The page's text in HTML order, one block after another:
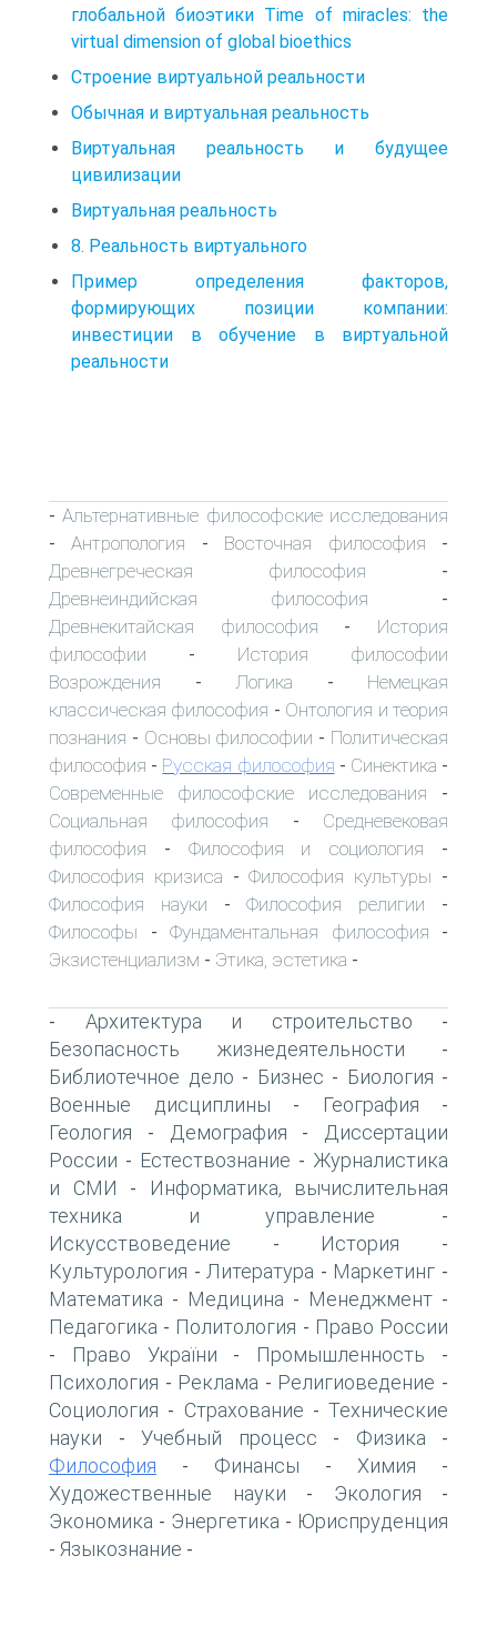
глобальной биоэтики Time of miracles: the
virtual dimension of global bioethics
Строение виртуальной реальности
Обычная и виртуальная реальность
Виртуальная реальность и будущее
цивилизации
Виртуальная реальность
8. Реальность виртуального
Пример определения факторов,
формирующих позиции компании:
инвестиции в обучение в виртуальной
реальности
-Альтернативные философские исследования
-Антропология - Восточная философия -
Древнегреческая философия -
Древнеиндийская философия -
Древнекитайская философия - История
философии - История философии
Возрождения - Логика - Немецкая
классическая философия - Онтология и теория
познания - Основы философии - Политическая
философия - Русская философия - Синектика -
Современные философские исследования -
Социальная философия - Средневековая
философия - Философия и социология -
Философия кризиса -Философия культуры -
Философия науки -Философия религии -
Философы - Фундаментальная философия -
Экзистенциализм - Этика, эстетика -
- Архитектура и строительство -
Безопасность жизнедеятельности -
Библиотечное дело - Бизнес - Биология -
Военные дисциплины - География -
Геология - Демография -
Диссертации
России - Естествознание - Журналистика
и СМИ -
Информатика, вычислительная
техника и управление -
Искусствоведение - История -
Культурология - Литература - Маркетинг -
Математика - Медицина - Менеджмент -
Педагогика - Политология - Право России
- Право України - Промышленность -
Психология - Реклама - Религиоведение -
Социология - Страхование - Технические
науки - Учебный процесс - Физика -
Философия - Финансы - Химия -
Художественные науки - Экология -
Экономика - Энергетика - Юриспруденция
- Языкознание -